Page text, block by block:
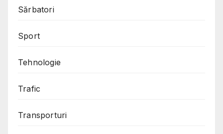
Sărbatori
Sport
Tehnologie
Trafic
Transporturi